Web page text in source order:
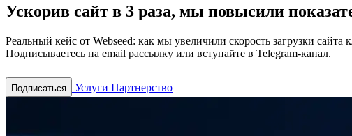
Ускорив сайт в 3 раза, мы повысили
Реальный кейс от Webseed: как мы увеличили скорость загрузки
Подписываетесь на email рассылку или вступайте в Telegram-канал.
Подписаться Услуги Партнерство